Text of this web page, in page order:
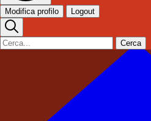
Modifica profilo Logout
Cerca